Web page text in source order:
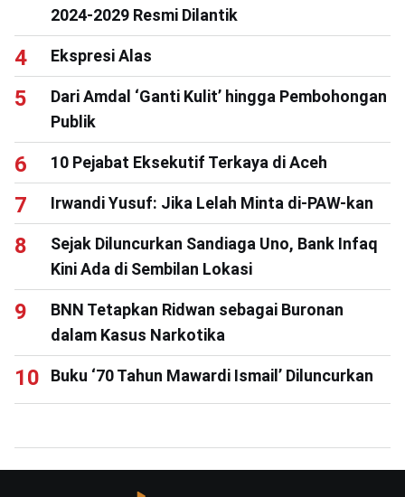
2024-2029 Resmi Dilantik
Ekspresi Alas
Dari Amdal ‘Ganti Kulit’ hingga Pembohongan
Publik
10 Pejabat Eksekutif Terkaya di Aceh
Irwandi Yusuf: Jika Lelah Minta di-PAW-kan
Sejak Diluncurkan Sandiaga Uno, Bank Infaq
Kini Ada di Sembilan Lokasi
BNN Tetapkan Ridwan sebagai Buronan
dalam Kasus Narkotika
Buku ‘70 Tahun Mawardi Ismail’ Diluncurkan